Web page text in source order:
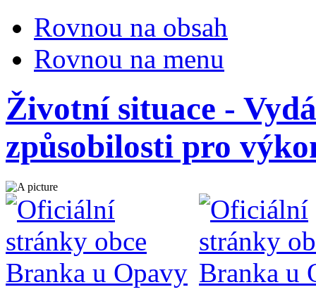
Rovnou na obsah
Rovnou na menu
Životní situace -
způsobilosti pro